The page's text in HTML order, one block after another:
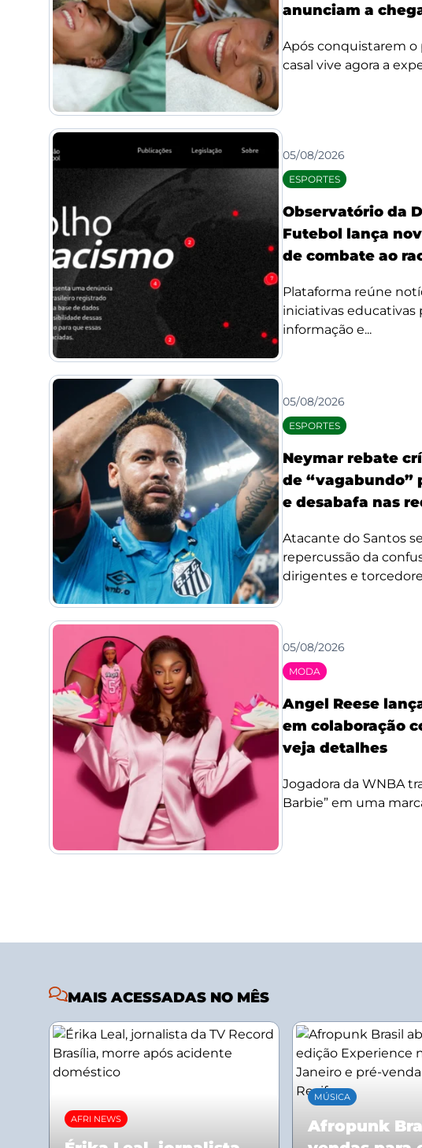
anunciam a
Após conquistarem
casal vive agora a
05/08/2026
ESPORTES
Observatório da
Futebol lança
de combate ao
Plataforma reúne
iniciativas educativas
informação e...
05/08/2026
ESPORTES
Neymar rebate
de “vagabundo”
e desabafa nas
Atacante do Santos
repercussão da
dirigentes e
05/08/2026
MODA
Angel Reese
em colaboração
veja detalhes
Jogadora da WNBA
Barbie” em uma
MAIS ACESSADAS NO MÊS
AFRI NEWS
MÚSICA
Afropunk